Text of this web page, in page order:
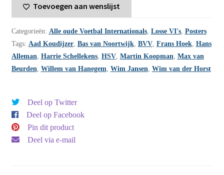
1983
-
nummer
23
aantal
Toevoegen aan wenslijst
Categorieën: Alle oude Voetbal Internationals, Losse VI's, Posters
Tags: Aad Koudijzer, Bas van Noortwijk, BVV, Frans Hoek, Hans
Alleman, Harrie Schellekens, HSV, Martin Koopman, Max van
Beurden, Willem van Hanegem, Wim Jansen, Wim van der Horst
Deel op Twitter
Deel op Facebook
Pin dit product
Deel via e-mail